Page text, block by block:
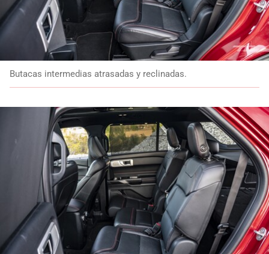
Butacas intermedias atrasadas y reclinadas.